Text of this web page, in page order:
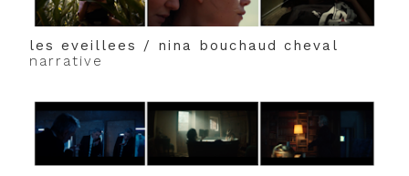
les eveillees / nina bouchaud cheval
narrative